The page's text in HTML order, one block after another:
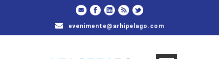
evenimente@arhipelago.com